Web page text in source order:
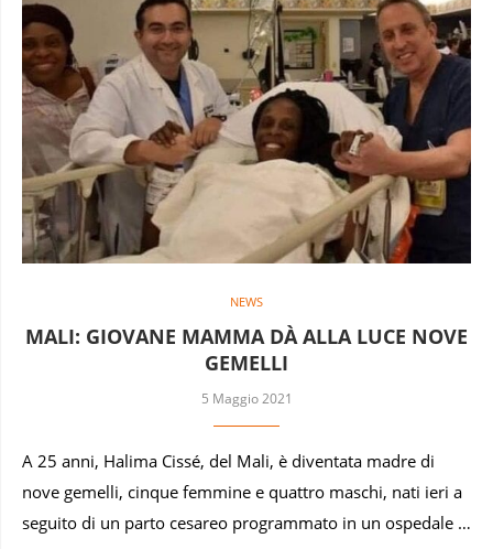
NEWS
MALI: GIOVANE MAMMA DÀ ALLA LUCE NOVE
GEMELLI
5 Maggio 2021
A 25 anni, Halima Cissé, del Mali, è diventata madre di
nove gemelli, cinque femmine e quattro maschi, nati ieri a
seguito di un parto cesareo programmato in un ospedale …